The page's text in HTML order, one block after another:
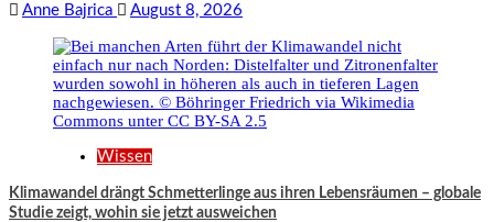
Anne Bajrica August 8, 2026
Wissen
Klimawandel drängt Schmetterlinge aus ihren Lebensräumen – globale
Studie zeigt, wohin sie jetzt ausweichen